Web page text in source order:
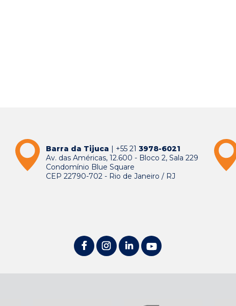
Barra da Tijuca | +55 213978-6021
Av. das Américas, 12.600 - Bloco 2, Sala 229
Condomínio Blue Square
CEP 22790-702 - Rio de Janeiro / RJ